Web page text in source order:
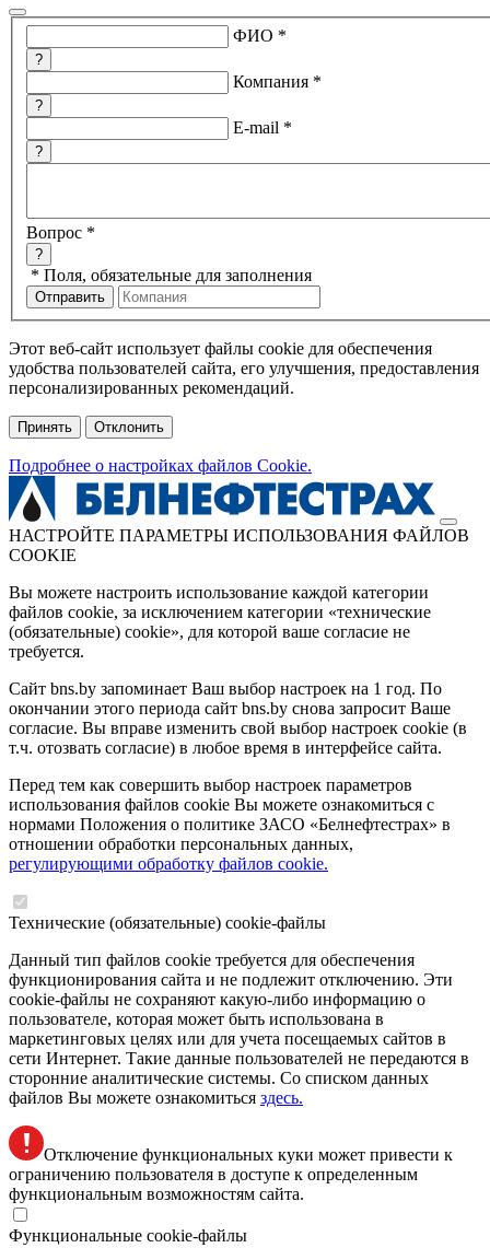
ФИО *
?
Компания *
?
E-mail *
?
Вопрос *
?
* Поля, обязательные для заполнения
Этот веб-сайт использует файлы cookie для обеспечения
удобства пользователей сайта, его улучшения, предоставления
персонализированных рекомендаций.
Принять Отклонить
Подробнее о настройках файлов Cookie.
НАСТРОЙТЕ ПАРАМЕТРЫ ИСПОЛЬЗОВАНИЯ ФАЙЛОВ
COOKIE
Вы можете настроить использование каждой категории
файлов cookie, за исключением категории «технические
(обязательные) cookie», для которой ваше согласие не
требуется.
Сайт bns.by запоминает Ваш выбор настроек на 1 год. По
окончании этого периода сайт bns.by снова запросит Ваше
согласие. Вы вправе изменить свой выбор настроек cookie (в
т.ч. отозвать согласие) в любое время в интерфейсе сайта.
Перед тем как совершить выбор настроек параметров
использования файлов cookie Вы можете ознакомиться с
нормами Положения о политике ЗАСО «Белнефтестрах» в
отношении обработки персональных данных,
регулирующими обработку файлов cookie.
Технические (обязательные) cookie-файлы
Данный тип файлов cookie требуется для обеспечения
функционирования сайта и не подлежит отключению. Эти
сookie-файлы не сохраняют какую-либо информацию о
пользователе, которая может быть использована в
маркетинговых целях или для учета посещаемых сайтов в
сети Интернет. Такие данные пользователей не передаются в
сторонние аналитические системы. Со списком данных
файлов Вы можете ознакомиться здесь.
Отключение функциональных куки может привести к
ограничению пользователя в доступе к определенным
функциональным возможностям сайта.
Функциональные cookie-файлы